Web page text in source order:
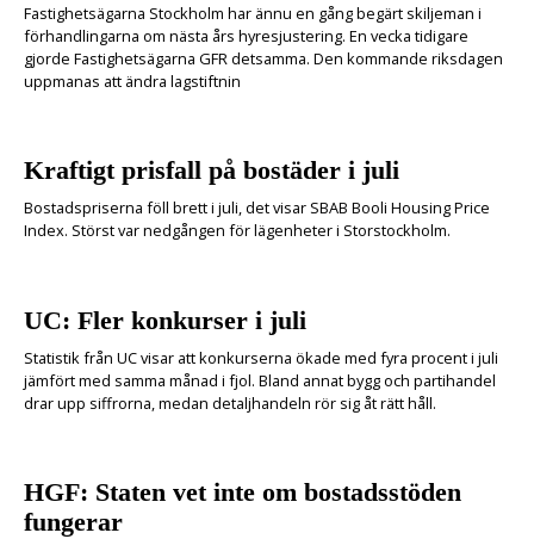
Fastighetsägarna Stockholm har ännu en gång begärt skiljeman i
förhandlingarna om nästa års hyresjustering. En vecka tidigare
gjorde Fastighetsägarna GFR detsamma. Den kommande riksdagen
uppmanas att ändra lagstiftnin
Kraftigt prisfall på bostäder i juli
Bostadspriserna föll brett i juli, det visar SBAB Booli Housing Price
Index. Störst var nedgången för lägenheter i Storstockholm.
UC: Fler konkurser i juli
Statistik från UC visar att konkurserna ökade med fyra procent i juli
jämfört med samma månad i fjol. Bland annat bygg och partihandel
drar upp siffrorna, medan detaljhandeln rör sig åt rätt håll.
HGF: Staten vet inte om bostadsstöden
fungerar